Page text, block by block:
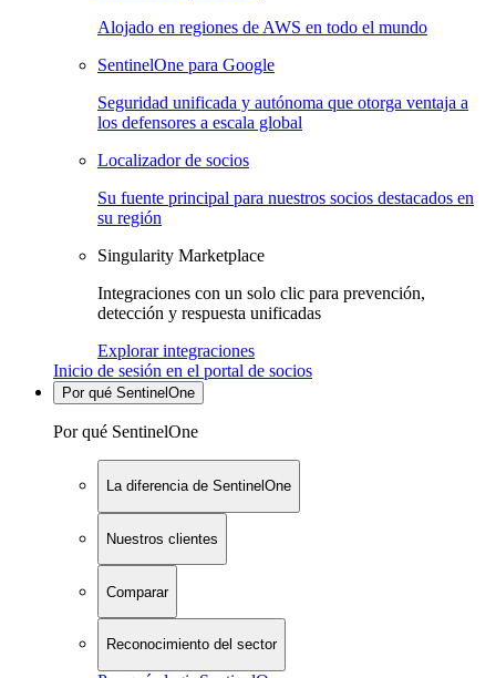
Alojado en regiones de AWS en todo el mundo
SentinelOne para Google
Seguridad unificada y autónoma que otorga ventaja a
los defensores a escala global
Localizador de socios
Su fuente principal para nuestros socios destacados en
su región
Singularity Marketplace
Integraciones con un solo clic para prevención,
detección y respuesta unificadas
Explorar integraciones
Inicio de sesión en el portal de socios
Por qué SentinelOne
Por qué SentinelOne
La diferencia de SentinelOne
Nuestros clientes
Comparar
Reconocimiento del sector